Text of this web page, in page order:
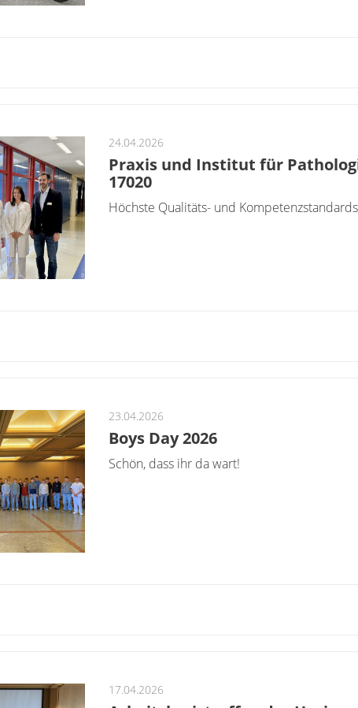
24.04.2026
Praxis und Institut für
17020
Höchste Qualitäts- und
23.04.2026
Boys Day 2026
Schön, dass ihr da wart!
17.04.2026